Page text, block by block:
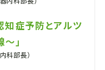
症予防とアルツ
～」
科部長）